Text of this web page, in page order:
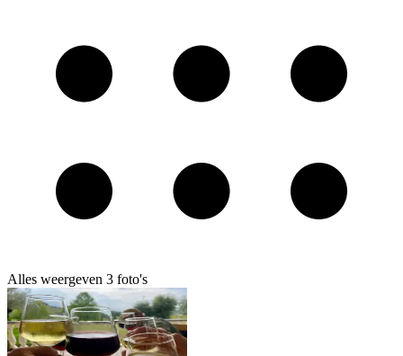
Alles weergeven 3 foto's